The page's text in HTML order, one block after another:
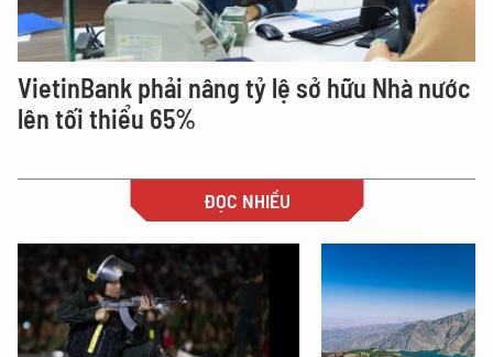
VietinBank phải nâng tỷ lệ sở hữu Nhà nước
lên tối thiểu 65%
ĐỌC NHIỀU